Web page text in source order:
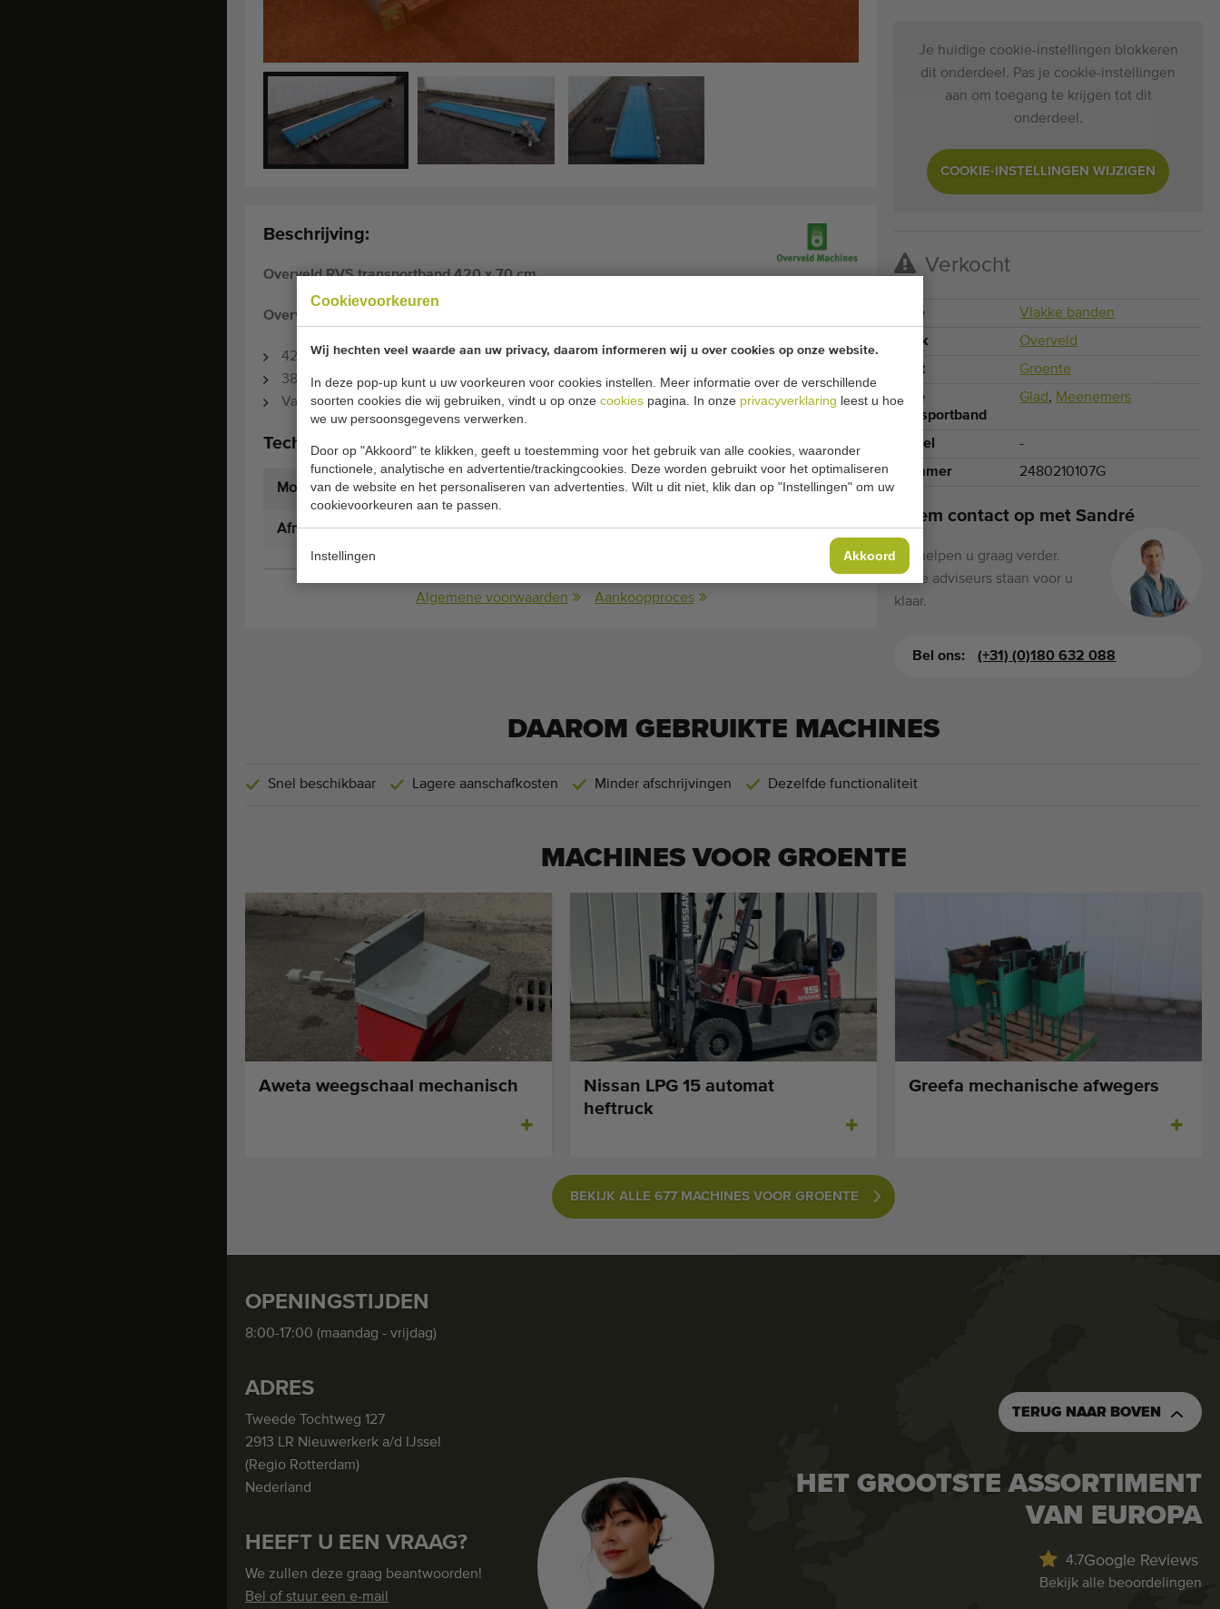
Cookievoorkeuren
Wij hechten veel waarde aan uw privacy, daarom informeren wij u over cookies op onze website.
In deze pop-up kunt u uw voorkeuren voor cookies instellen. Meer informatie over de verschillende
soorten cookies die wij gebruiken, vindt u op onze cookies pagina. In onze privacyverklaring leest u hoe
we uw persoonsgegevens verwerken.
Door op "Akkoord" te klikken, geeft u toestemming voor het gebruik van alle cookies, waaronder
functionele, analytische en advertentie/trackingcookies. Deze worden gebruikt voor het optimaliseren
van de website en het personaliseren van advertenties. Wilt u dit niet, klik dan op "Instellingen" om uw
cookievoorkeuren aan te passen.
Instellingen Akkoord
Beschrijving:
Overveld RVS transportband 420 x 70 cm
Overveld
420 x 70 cm
380 Volt
Vaste snelheid, circa 23,4 meter/min
Technische specificaties:
Model: -
Afmetingen 420 cm x 70 cm(Lengte x Breedte)
Algemene voorwaarden Aankoopproces
Je huidige cookie-instellingen blokkeren
dit onderdeel. Pas je cookie-instellingen
aan om toegang te krijgen tot dit
onderdeel.
COOKIE-INSTELLINGEN WIJZIGEN
Verkocht
Type
Vlakke banden
Merk
Overveld
Teelt
Groente
Type
transportband
Glad, Meenemers
Model
-
Nummer
2480210107G
Neem contact op met Sandré
Wij helpen u graag verder.
Onze adviseurs staan voor u
klaar.
Bel ons: (+31) (0)180 632 088
DAAROM GEBRUIKTE MACHINES
Snel beschikbaar Lagere aanschafkosten Minder afschrijvingen Dezelfde functionaliteit
MACHINES VOOR GROENTE
Aweta weegschaal mechanisch
Nissan LPG 15 automat
heftruck
Greefa mechanische afwegers
BEKIJK ALLE 677 MACHINES VOOR GROENTE
OPENINGSTIJDEN
8:00-17:00 (maandag - vrijdag)
ADRES
Tweede Tochtweg 127
2913 LR Nieuwerkerk a/d IJssel
(Regio Rotterdam)
Nederland
HEEFT U EEN VRAAG?
We zullen deze graag beantwoorden!
Bel of stuur een e-mail
TERUG NAAR BOVEN
HET GROOTSTE ASSORTIMENT
VAN EUROPA
4.7Google Reviews
Bekijk alle beoordelingen